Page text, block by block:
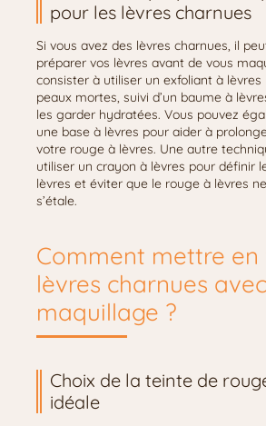
pour les lèvres charnues
Si vous avez des lèvres charnues, il
préparer vos lèvres avant de vous
consister à utiliser un exfoliant à lèvres
peaux mortes, suivi d’un baume à
les garder hydratées. Vous pouvez
une base à lèvres pour aider à
votre rouge à lèvres. Une autre
utiliser un crayon à lèvres pour définir
lèvres et éviter que le rouge à lèvres
s’étale.
Comment mettre en
lèvres charnues
maquillage ?
Choix de la teinte de
idéale